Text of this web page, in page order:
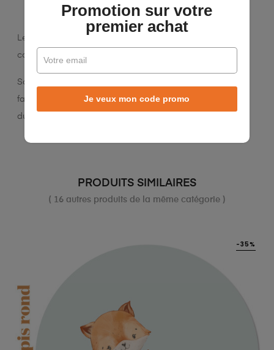
Le sac à dos Jungle, maximise l'espace sans sacrifier la
compacité, idéal pour le quotidien.
Son look coloré attire un large public, tandis que sa
fabrication en coton blanc de 310g allie légèreté et
durabilité.
PRODUITS SIMILAIRES
( 16 autres produits de la même catégorie )
-35%
Promotion sur votre
premier achat
Je veux mon code promo